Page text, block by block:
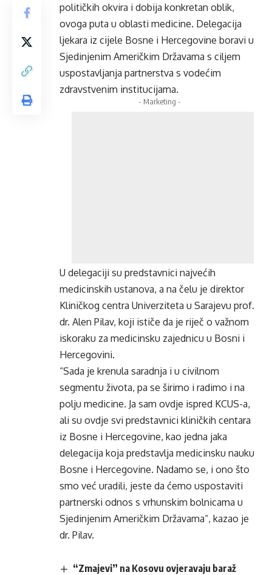
političkih okvira i dobija konkretan oblik,
ovoga puta u oblasti medicine. Delegacija
ljekara iz cijele Bosne i Hercegovine boravi u
Sjedinjenim Američkim Državama s ciljem
uspostavljanja partnerstva s vodećim
zdravstvenim institucijama.
- Marketing -
U delegaciji su predstavnici najvećih
medicinskih ustanova, a na čelu je direktor
Kliničkog centra Univerziteta u Sarajevu prof.
dr. Alen Pilav, koji ističe da je riječ o važnom
iskoraku za medicinsku zajednicu u Bosni i
Hercegovini.
“Sada je krenula saradnja i u civilnom
segmentu života, pa se širimo i radimo i na
polju medicine. Ja sam ovdje ispred KCUS-a,
ali su ovdje svi predstavnici kliničkih centara
iz Bosne i Hercegovine, kao jedna jaka
delegacija koja predstavlja medicinsku nauku
Bosne i Hercegovine. Nadamo se, i ono što
smo već uradili, jeste da ćemo uspostaviti
partnerski odnos s vrhunskim bolnicama u
Sjedinjenim Američkim Državama“, kazao je
dr. Pilav.
“Zmajevi” na Kosovu ovjeravaju baraž